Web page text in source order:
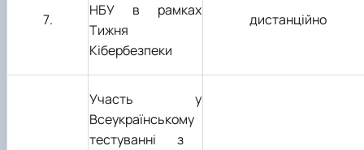
7.
НБУ в рамках
Тижня
Кібербезпеки
дистанційно
Участь у
Всеукраїнському
тестуванні з